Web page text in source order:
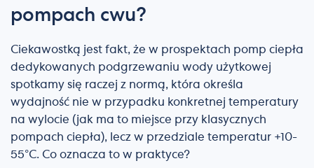
pompach cwu?
Ciekawostką jest fakt, że w prospektach pomp ciepła
dedykowanych podgrzewaniu wody użytkowej
spotkamy się raczej z normą, która określa
wydajność nie w przypadku konkretnej temperatury
na wylocie (jak ma to miejsce przy klasycznych
pompach ciepła), lecz w przedziale temperatur +10-
55°C. Co oznacza to w praktyce?